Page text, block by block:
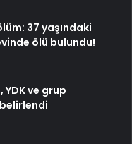
37 yaşındaki
ölü bulundu!
YDK ve grup